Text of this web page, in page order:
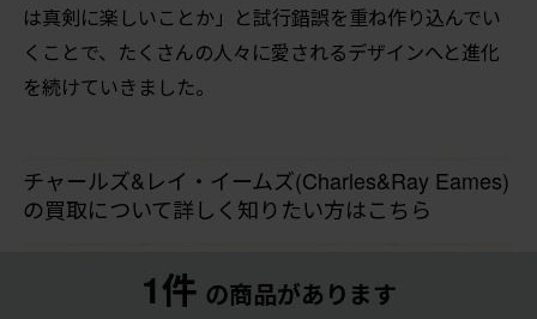
は真剣に楽しいことか」と試行錯誤を重ね作り込んでい
くことで、たくさんの人々に愛されるデザインへと進化
を続けていきました。
チャールズ&レイ・イームズ(Charles&Ray Eames)
の買取について詳しく知りたい方はこちら
1件 の商品があります